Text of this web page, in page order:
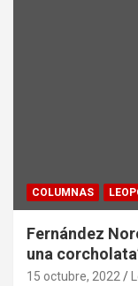
COLUMNAS
Fernández
una
15 octubre, 2022